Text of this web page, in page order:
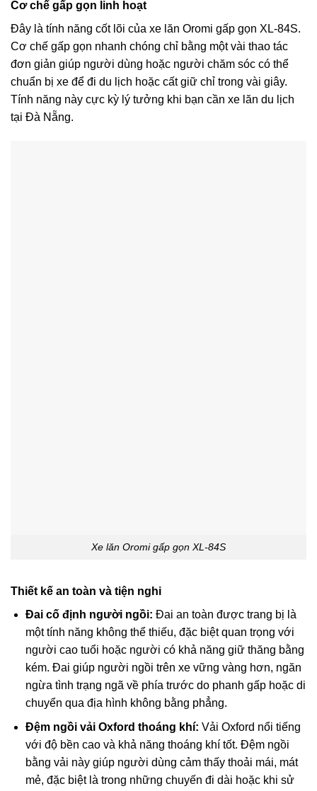
Cơ chế gấp gọn linh hoạt
Đây là tính năng cốt lõi của xe lăn Oromi gấp gọn XL-84S.
Cơ chế gấp gọn nhanh chóng chỉ bằng một vài thao tác
đơn giản giúp người dùng hoặc người chăm sóc có thể
chuẩn bị xe để đi du lịch hoặc cất giữ chỉ trong vài giây.
Tính năng này cực kỳ lý tưởng khi bạn cần xe lăn du lịch
tại Đà Nẵng.
Xe lăn Oromi gấp gọn XL-84S
Thiết kế an toàn và tiện nghi
Đai cố định người ngồi: Đai an toàn được trang bị là
một tính năng không thể thiếu, đặc biệt quan trọng với
người cao tuổi hoặc người có khả năng giữ thăng bằng
kém. Đai giúp người ngồi trên xe vững vàng hơn, ngăn
ngừa tình trạng ngã về phía trước do phanh gấp hoặc di
chuyển qua địa hình không bằng phẳng.
Đệm ngồi vải Oxford thoáng khí: Vải Oxford nổi tiếng
với độ bền cao và khả năng thoáng khí tốt. Đệm ngồi
bằng vải này giúp người dùng cảm thấy thoải mái, mát
mẻ, đặc biệt là trong những chuyến đi dài hoặc khi sử